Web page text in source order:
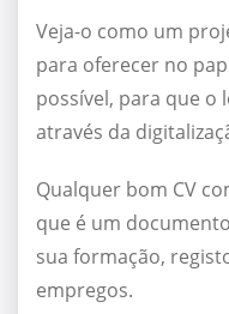
Veja-o como um
para oferecer no
possível, para que o
através da
Qualquer bom CV
que é um
sua formação,
empregos.